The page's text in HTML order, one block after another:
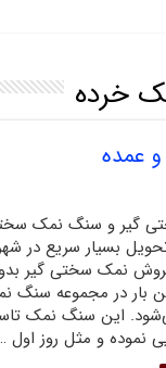
خرده
عمده
گیر و سنگ نمک
بسیار سریع در
نمک سختی گیر
بار در مجموعه سنگ
این سنگ نمک
نموده و مثل روز اول